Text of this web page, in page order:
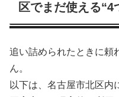
区でまだ使える“4
追い詰められたときに頼
ん。
以下は、名古屋市北区内